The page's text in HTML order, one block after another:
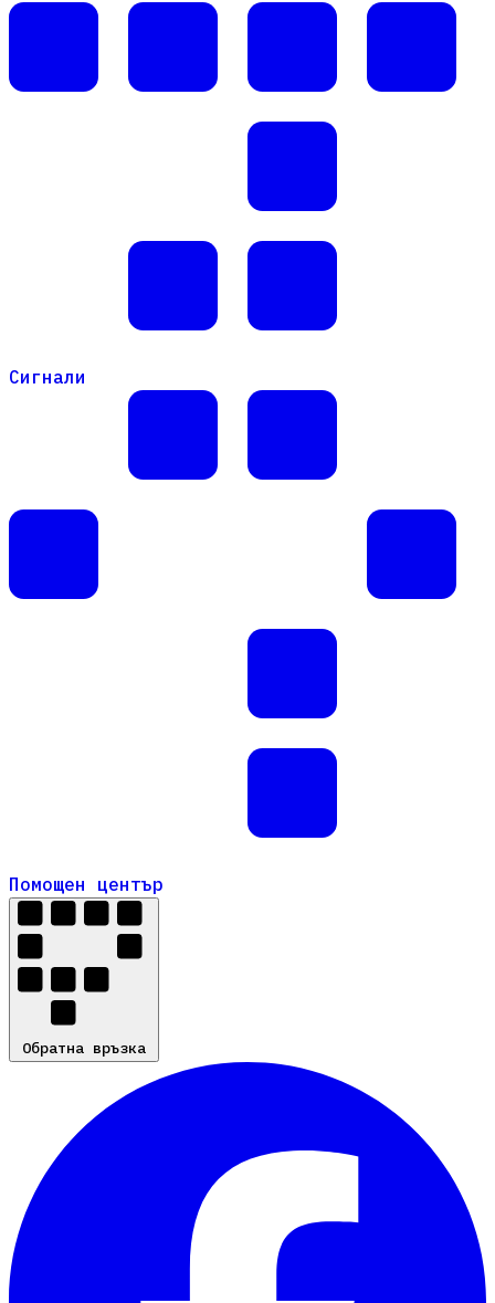
Сигнали
Помощен център
Помощен център
Обратна връзка
Обратна връзка